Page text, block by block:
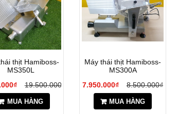
thịt Hamiboss-
MS350L
19.500.000₫
MUA HÀNG
Máy thái thịt Hamiboss-
MS300A
7.950.000₫
8.500.000₫
MUA HÀNG